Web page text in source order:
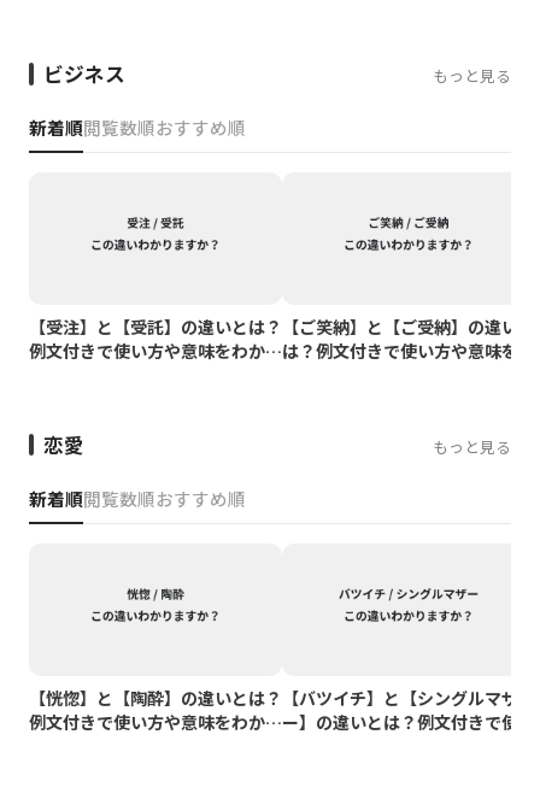
ビジネス もっと見る
新着順閲覧数順おすすめ順
【受注】と【受託】の違いとは？
例文付きで使い方や意味をわかり
【ご笑納】と【ご受納】の違いと
は？例文付きで使い方や意味をわ
恋愛 もっと見る
新着順閲覧数順おすすめ順
【恍惚】と【陶酔】の違いとは？
例文付きで使い方や意味をわかり
【バツイチ】と【シングルマザ
ー】の違いとは？例文付きで使い